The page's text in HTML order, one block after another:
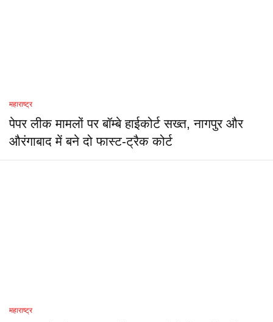
महाराष्ट्र
पेपर लीक मामलों पर बॉम्बे हाईकोर्ट सख्त, नागपुर और
औरंगाबाद में बने दो फास्ट-ट्रैक कोर्ट
महाराष्ट्र